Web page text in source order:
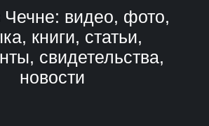
Чечне: видео, фото,
книги, статьи,
свидетельства,
новости